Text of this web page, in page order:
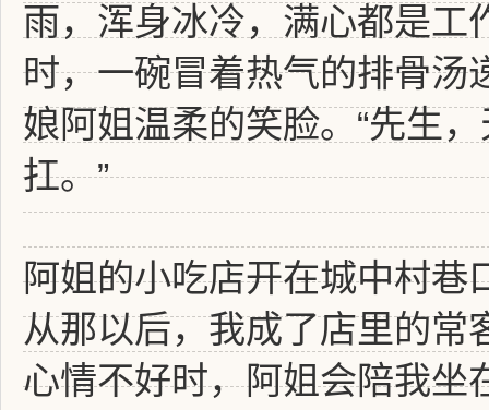
雨，浑身冰冷，满心都是工
时，一碗冒着热气的排骨汤
娘阿姐温柔的笑脸。“先生
扛。”
阿姐的小吃店开在城中村巷
从那以后，我成了店里的常
心情不好时，阿姐会陪我坐